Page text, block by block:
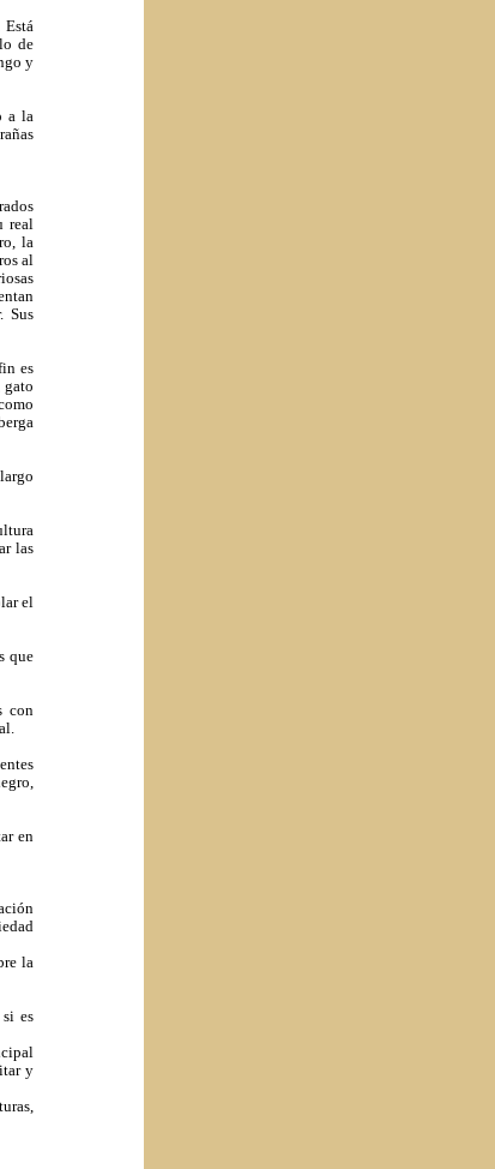
Está
de
y
a la
real
la
al
Sus
es
gato
las
el
que
con
en
la
es
y